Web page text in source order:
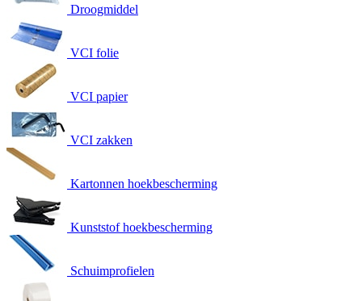
Droogmiddel
VCI folie
VCI papier
VCI zakken
Kartonnen hoekbescherming
Kunststof hoekbescherming
Schuimprofielen